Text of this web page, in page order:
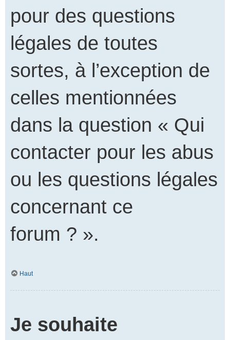
pour des questions
légales de toutes
sortes, à l’exception de
celles mentionnées
dans la question « Qui
contacter pour les abus
ou les questions légales
concernant ce
forum ? ».
Haut
Je souhaite